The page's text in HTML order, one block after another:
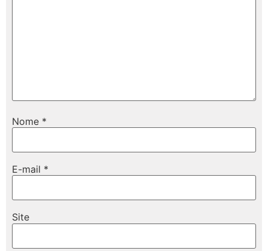
Nome *
E-mail *
Site